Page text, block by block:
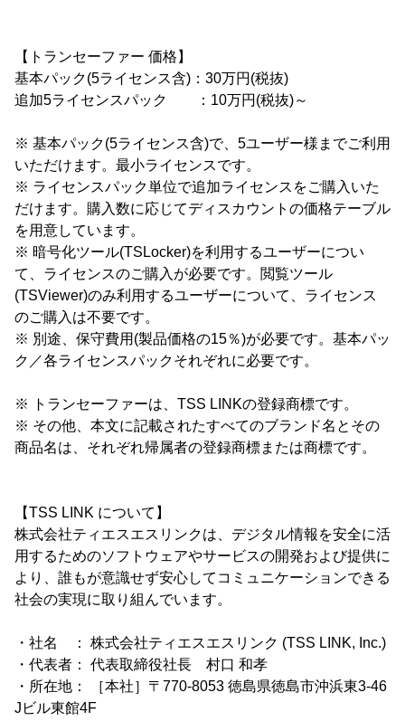
【トランセーファー 価格】
基本パック(5ライセンス含)：30万円(税抜)
追加5ライセンスパック ：10万円(税抜)～
※ 基本パック(5ライセンス含)で、5ユーザー様までご利用
いただけます。最小ライセンスです。
※ ライセンスパック単位で追加ライセンスをご購入いた
だけます。購入数に応じてディスカウントの価格テーブル
を用意しています。
※ 暗号化ツール(TSLocker)を利用するユーザーについ
て、ライセンスのご購入が必要です。閲覧ツール
(TSViewer)のみ利用するユーザーについて、ライセンス
のご購入は不要です。
※ 別途、保守費用(製品価格の15％)が必要です。基本パッ
ク／各ライセンスパックそれぞれに必要です。
※ トランセーファーは、TSS LINKの登録商標です。
※ その他、本文に記載されたすべてのブランド名とその
商品名は、それぞれ帰属者の登録商標または商標です。
【TSS LINK について】
株式会社ティエスエスリンクは、デジタル情報を安全に活
用するためのソフトウェアやサービスの開発および提供に
より、誰もが意識せず安心してコミュニケーションできる
社会の実現に取り組んでいます。
・社名 ： 株式会社ティエスエスリンク (TSS LINK, Inc.)
・代表者： 代表取締役社長 村口 和孝
・所在地： ［本社］〒770-8053 徳島県徳島市沖浜東3-46
Jビル東館4F